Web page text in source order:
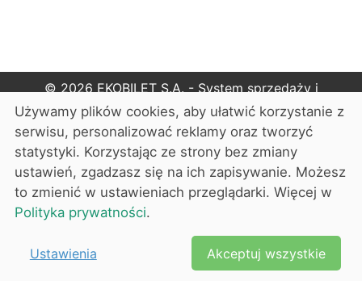
© 2026EKOBILET S.A. - System sprzedaży i
rezerwacji biletów
Cennik
O nas
Pomoc
Polityka cookies i prywatności
Ustawienia cookies
Używamy plików cookies, aby ułatwić korzystanie z
serwisu, personalizować reklamy oraz tworzyć
statystyki. Korzystając ze strony bez zmiany
ustawień, zgadzasz się na ich zapisywanie. Możesz
to zmienić w ustawieniach przeglądarki. Więcej w
Polityka prywatności.
Ustawienia Akceptuj wszystkie